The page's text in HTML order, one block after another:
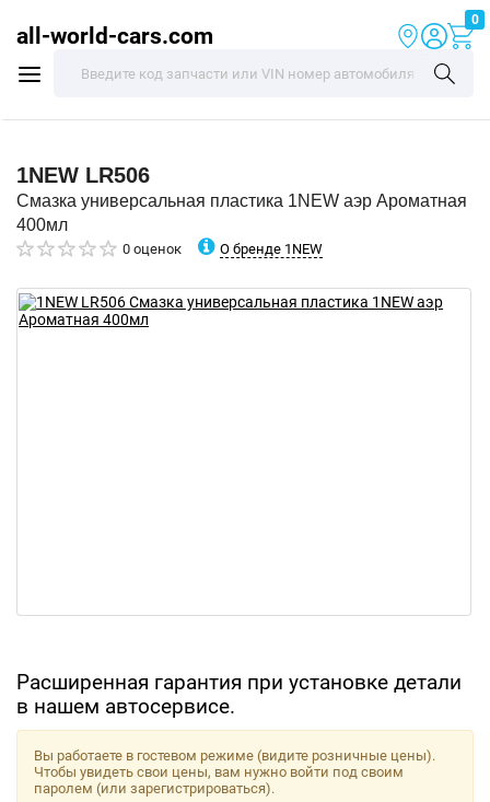
all-world-cars.com
0
1NEW LR506
Смазка универсальная пластика 1NEW аэр Ароматная
400мл
0 оценок О бренде 1NEW
Расширенная гарантия при установке детали
в нашем автосервисе.
Вы работаете в гостевом режиме (видите розничные цены).
Чтобы увидеть свои цены, вам нужно войти под своим
паролем (или зарегистрироваться).